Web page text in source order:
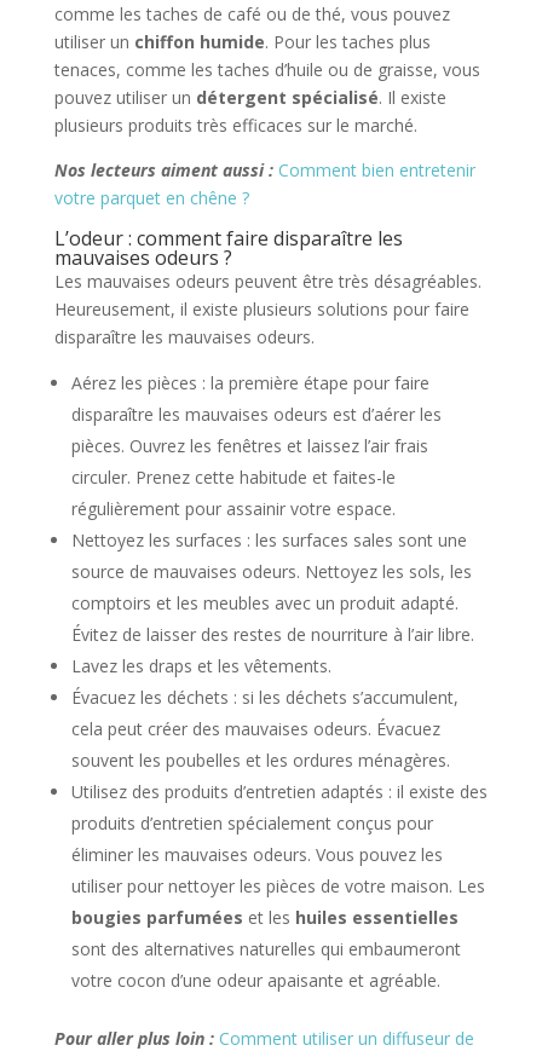
comme les taches de café ou de thé, vous pouvez
utiliser un chiffon humide. Pour les taches plus
tenaces, comme les taches d’huile ou de graisse, vous
pouvez utiliser un détergent spécialisé. Il existe
plusieurs produits très efficaces sur le marché.
Nos lecteurs aiment aussi : Comment bien entretenir
votre parquet en chêne ?
L’odeur : comment faire disparaître les
mauvaises odeurs ?
Les mauvaises odeurs peuvent être très désagréables.
Heureusement, il existe plusieurs solutions pour faire
disparaître les mauvaises odeurs.
Aérez les pièces : la première étape pour faire
disparaître les mauvaises odeurs est d’aérer les
pièces. Ouvrez les fenêtres et laissez l’air frais
circuler. Prenez cette habitude et faites-le
régulièrement pour assainir votre espace.
Nettoyez les surfaces : les surfaces sales sont une
source de mauvaises odeurs. Nettoyez les sols, les
comptoirs et les meubles avec un produit adapté.
Évitez de laisser des restes de nourriture à l’air libre.
Lavez les draps et les vêtements.
Évacuez les déchets : si les déchets s’accumulent,
cela peut créer des mauvaises odeurs. Évacuez
souvent les poubelles et les ordures ménagères.
Utilisez des produits d’entretien adaptés : il existe des
produits d’entretien spécialement conçus pour
éliminer les mauvaises odeurs. Vous pouvez les
utiliser pour nettoyer les pièces de votre maison. Les
bougies parfumées et les huiles essentielles
sont des alternatives naturelles qui embaumeront
votre cocon d’une odeur apaisante et agréable.
Pour aller plus loin : Comment utiliser un diffuseur de